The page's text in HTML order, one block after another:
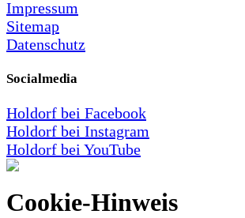
Impressum
Sitemap
Datenschutz
Socialmedia
Holdorf bei Facebook
Holdorf bei Instagram
Holdorf bei YouTube
Cookie-Hinweis